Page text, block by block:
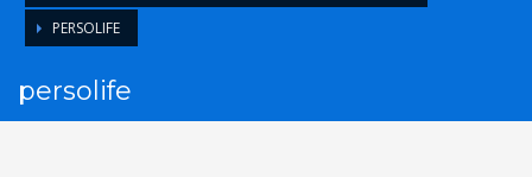
PERSOLIFE
persolife